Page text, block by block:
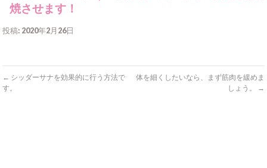
焼させます！
投稿: 2020年2月26日
← シッダーサナを効果的に行う方法で
す。
体を細くしたいなら、まず筋肉を緩めま
しょう。
→